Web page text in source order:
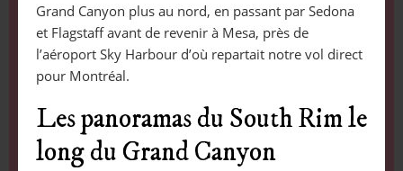
Grand Canyon plus au nord, en passant par Sedona
et Flagstaff avant de revenir à Mesa, près de
l’aéroport Sky Harbour d’où repartait notre vol direct
pour Montréal.
Les panoramas du South Rim le
long du Grand Canyon